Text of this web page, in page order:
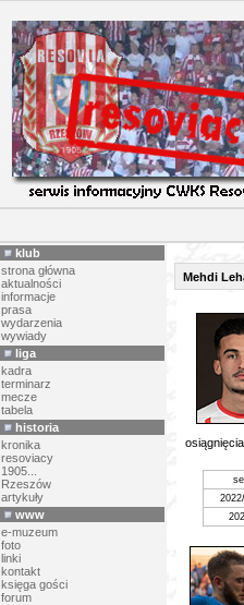
klub
strona główna
aktualności
informacje
prasa
wydarzenia
wywiady
liga
kadra
terminarz
mecze
tabela
historia
kronika
resoviacy
1905...
Rzeszów
artykuły
www
e-muzeum
foto
linki
kontakt
księga gości
forum
Mehdi